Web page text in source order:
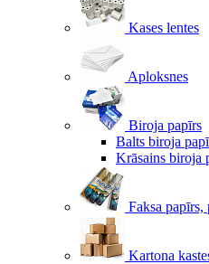
Kases lentes
Aploksnes
Biroja papīrs
Balts biroja
Krāsains biroja
Faksa papīrs,
Kartona